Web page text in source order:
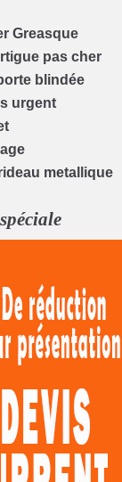
Greasque
pas cher
blindée
urgent
metallique